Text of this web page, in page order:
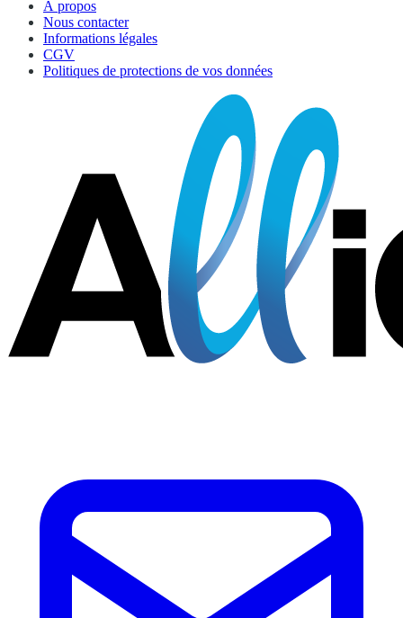
À propos
Nous contacter
Informations légales
CGV
Politiques de protections de vos données